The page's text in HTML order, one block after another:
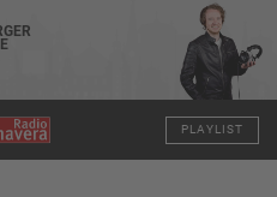
PLAYLIST